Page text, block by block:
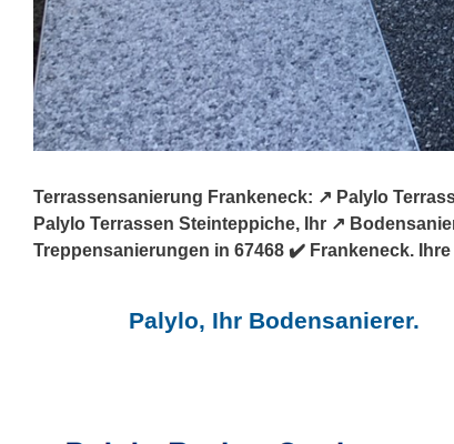
Terrassensanierung Frankeneck: ↗️ Palylo
Palylo Terrassen Steinteppiche, Ihr ↗️
Treppensanierungen in 67468 ✔️ Frankeneck.
Palylo, Ihr Bodensanierer.